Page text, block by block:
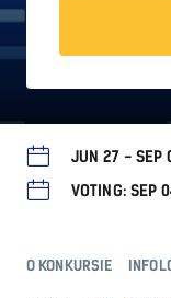
JUN 27 - SEP
VOTING: SEP
O KONKURSIE